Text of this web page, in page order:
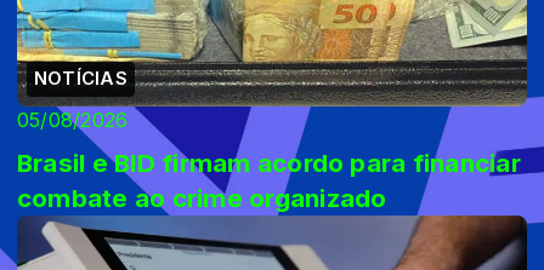
NOTÍCIAS
05/08/2026
Brasil e BID firmam acordo para financiar
combate ao crime organizado